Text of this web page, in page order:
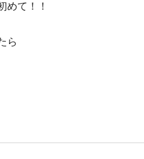
めて！！
ら